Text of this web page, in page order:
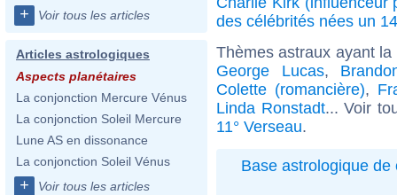
+ Voir tous les articles
Articles astrologiques
Aspects planétaires
La conjonction Mercure Vénus
La conjonction Soleil Mercure
Lune AS en dissonance
La conjonction Soleil Vénus
+ Voir tous les articles
des célébrités nées un
Thèmes astraux ayant
George Lucas,
Colette (romancière),
Linda Ronstadt... Voir
11° Verseau.
Base astrologique de